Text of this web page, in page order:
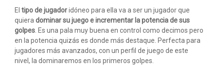
El tipo de jugadoridóneo para ella va a ser un jugador que
quiera dominar su juego e incrementar la potencia de sus
golpes . Es una pala muy buena en control como decimos pero
en la potencia quizás es donde más destaque. Perfecta para
jugadores más avanzados, con un perfil de juego de este
nivel, la dominaremos en los primeros golpes.